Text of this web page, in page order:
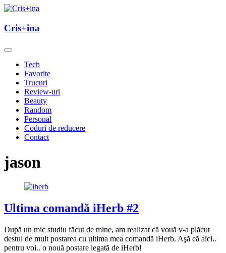
Skip
content
Cris+ina
Cris+ina
Tech
Favorite
Trucuri
Review-uri
Beauty
Random
Personal
Coduri de reducere
Contact
jason
Ultima comandă iHerb #2
După un mic studiu făcut de mine, am realizat că vouă v-a plăcut
destul de mult postarea cu ultima mea comandă iHerb. Aşă că aici..
pentru voi.. o nouă postare legată de iHerb!